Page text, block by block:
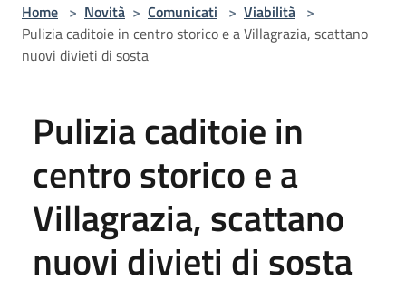
Home > Novità > Comunicati > Viabilità >
Pulizia caditoie in centro storico e a Villagrazia, scattano
nuovi divieti di sosta
Pulizia caditoie in
centro storico e a
Villagrazia, scattano
nuovi divieti di sosta